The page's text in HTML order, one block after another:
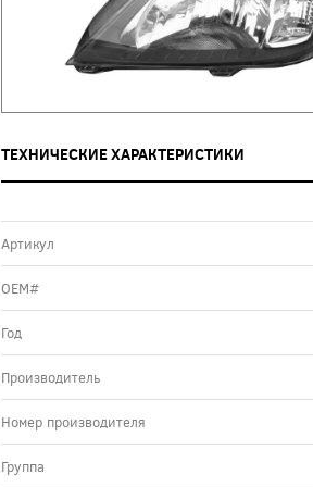
ТЕХНИЧЕСКИЕ ХАРАКТЕРИСТИКИ
Артикул
ОЕМ#
Год
Производитель
Номер производителя
Группа